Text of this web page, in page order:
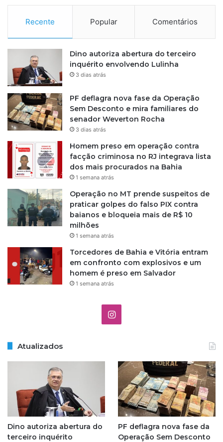
s
a
l
v
e
a
Recente Popular Comentários
Dino autoriza abertura do terceiro
inquérito envolvendo Lulinha
3 dias atrás
PF deflagra nova fase da Operação
Sem Desconto e mira familiares do
senador Weverton Rocha
3 dias atrás
Homem preso em operação contra
facção criminosa no RJ integrava lista
dos mais procurados na Bahia
1 semana atrás
Operação no MT prende suspeitos de
praticar golpes do falso PIX contra
baianos e bloqueia mais de R$ 10
milhões
1 semana atrás
Torcedores de Bahia e Vitória entram
em confronto com explosivos e um
homem é preso em Salvador
1 semana atrás
I
t
a
g
r
Atualizados
Dino autoriza abertura do
terceiro inquérito
PF deflagra nova fase da
Operação Sem Desconto